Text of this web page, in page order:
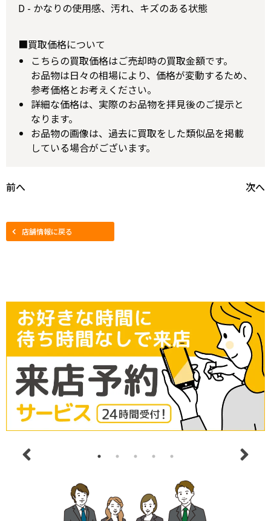
D - かなりの使用感、汚れ、キズのある状態
■買取価格について
こちらの買取価格はご売却時の買取金額です。
お品物は日々の相場により、価格が変動するため、
参考価格とお考えください。
詳細な価格は、実際のお品物を拝見後のご提示と
なります。
お品物の画像は、過去に買取をした類似品を掲載
している場合がございます。
前へ 次へ
店舗情報に戻る